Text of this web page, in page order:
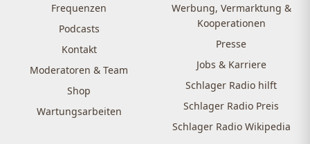
Frequenzen
Podcasts
Kontakt
Moderatoren & Team
Shop
Wartungsarbeiten
Werbung, Vermarktung &
Kooperationen
Presse
Jobs & Karriere
Schlager Radio hilft
Schlager Radio Preis
Schlager Radio Wikipedia